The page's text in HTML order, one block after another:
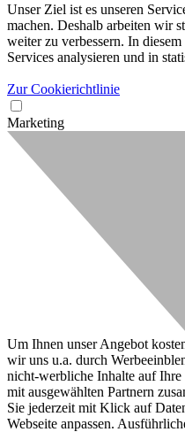
Unser Ziel ist es unseren
machen. Deshalb arbeiten wir
weiter zu verbessern. In
Services analysieren und in
Zur Cookierichtlinie
Marketing
Um Ihnen unser Angebot
wir uns u.a. durch
nicht-werbliche Inhalte auf
mit ausgewählten Partnern
Sie jederzeit mit Klick auf
Webseite anpassen.